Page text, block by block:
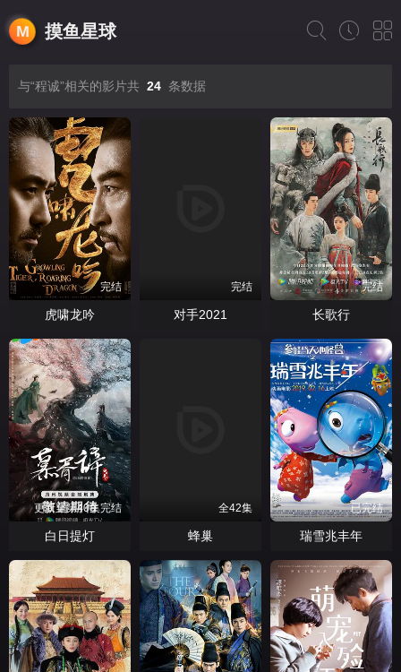
摸鱼星球
与“程诚”相关的影片共 24 条数据
完结
虎啸龙吟
完结
对手2021
完结
长歌行
更新至第40集完结
白日提灯
全42集
蜂巢
已完结
瑞雪兆丰年